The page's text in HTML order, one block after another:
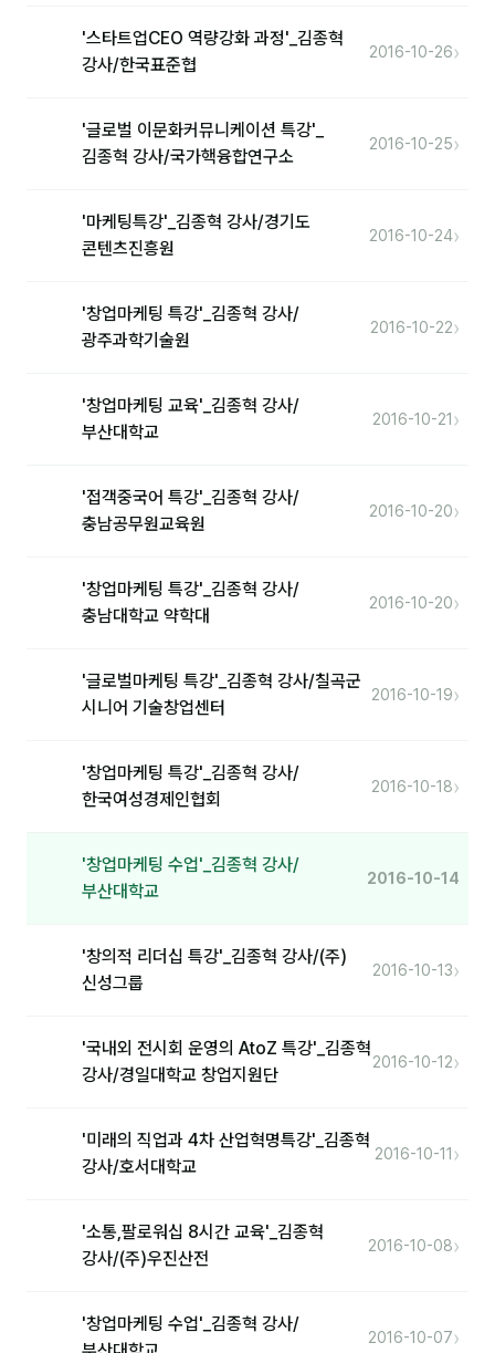
담당자·교육생 피드백
온라인강의 수강 후기
전체 도구
미팅·보고
제안·영업
재무·계약
트렌드 리포트
문서자료실
영상자료실
1:1 문의
'스타트업CEO 역량강화 과정'_김종혁
강사/한국표준협
2016-10-26›
'글로벌 이문화커뮤니케이션 특강'_
김종혁 강사/국가핵융합연구소
2016-10-25›
'마케팅특강'_김종혁 강사/경기도
콘텐츠진흥원
2016-10-24›
'창업마케팅 특강'_김종혁 강사/
광주과학기술원
2016-10-22›
'창업마케팅 교육'_김종혁 강사/
부산대학교
2016-10-21 ›
'접객중국어 특강'_김종혁 강사/
충남공무원교육원
2016-10-20›
'창업마케팅 특강'_김종혁 강사/
충남대학교 약학대
2016-10-20›
'글로벌마케팅 특강'_김종혁 강사/칠곡군
시니어 기술창업센터
2016-10-19›
'창업마케팅 특강'_김종혁 강사/
한국여성경제인협회
2016-10-18›
'창업마케팅 수업'_김종혁 강사/
부산대학교
2016-10-14
'창의적 리더십 특강'_김종혁 강사/(주)
신성그룹
2016-10-13›
'국내외 전시회 운영의 AtoZ 특강'_김종혁
강사/경일대학교 창업지원단
2016-10-12›
'미래의 직업과 4차 산업혁명특강'_김종혁
강사/호서대학교
2016-10-11 ›
'소통,팔로워십 8시간 교육'_김종혁
강사/(주)우진산전
2016-10-08›
'창업마케팅 수업'_김종혁 강사/
2016-10-07›